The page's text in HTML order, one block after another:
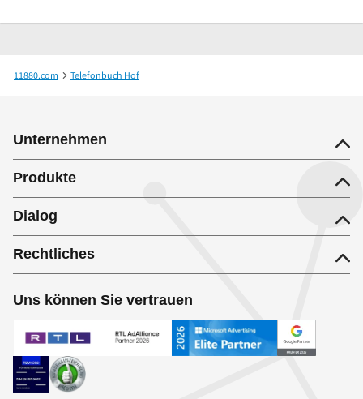
11880.com
Telefonbuch Hof
Unternehmen
Produkte
Dialog
Rechtliches
Uns können Sie vertrauen